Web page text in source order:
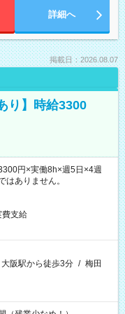
詳細へ
掲載日：2026.08.07
り】時給3300
円×実働8h×週5日×4週
ありません。
費支給
大阪駅から徒歩3分 / 梅田